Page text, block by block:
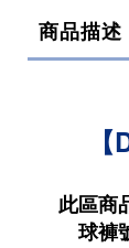
商品描述
此區商
球褲